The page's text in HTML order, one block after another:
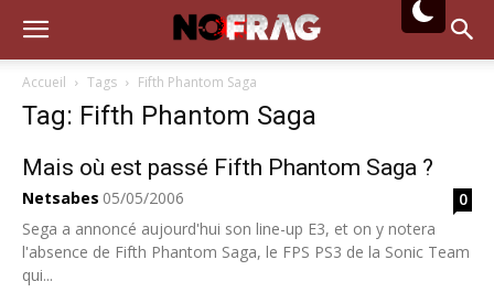
Accueil Tags Fifth Phantom Saga
Tag: Fifth Phantom Saga
Mais où est passé Fifth Phantom Saga ?
Netsabes 05/05/2006
0
Sega a annoncé aujourd'hui son line-up E3, et on y notera
l'absence de Fifth Phantom Saga, le FPS PS3 de la Sonic Team
qui...